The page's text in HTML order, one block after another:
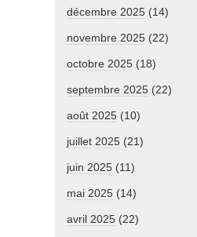
décembre 2025 (14)
novembre 2025 (22)
octobre 2025 (18)
septembre 2025 (22)
août 2025 (10)
juillet 2025 (21)
juin 2025 (11)
mai 2025 (14)
avril 2025 (22)